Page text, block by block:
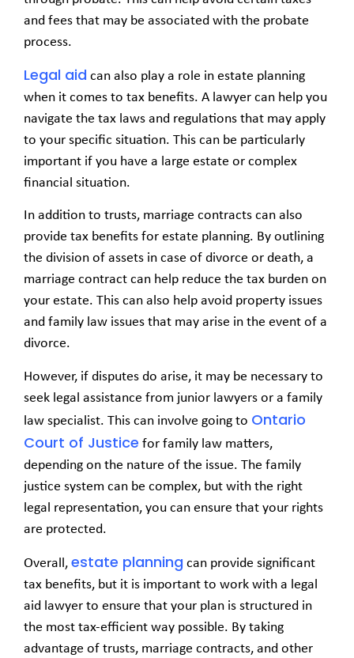
and fees that may be associated with the probate
process.
Legal aid can also play a role in estate planning
when it comes to tax benefits. A lawyer can help you
navigate the tax laws and regulations that may apply
to your specific situation. This can be particularly
important if you have a large estate or complex
financial situation.
In addition to trusts, marriage contracts can also
provide tax benefits for estate planning. By outlining
the division of assets in case of divorce or death, a
marriage contract can help reduce the tax burden on
your estate. This can also help avoid property issues
and family law issues that may arise in the event of a
divorce.
However, if disputes do arise, it may be necessary to
seek legal assistance from junior lawyers or a family
law specialist. This can involve going to Ontario
Court of Justice for family law matters,
depending on the nature of the issue. The family
justice system can be complex, but with the right
legal representation, you can ensure that your rights
are protected.
Overall, estate planning can provide significant
tax benefits, but it is important to work with a legal
aid lawyer to ensure that your plan is structured in
the most tax-efficient way possible. By taking
advantage of trusts, marriage contracts, and other